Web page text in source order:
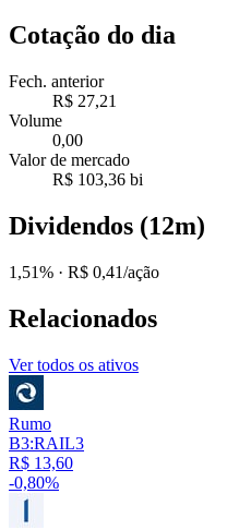
Cotação do dia
Fech. anterior
R$ 27,21
Volume
0,00
Valor de mercado
R$ 103,36 bi
Dividendos (12m)
1,51% · R$ 0,41/ação
Relacionados
Ver todos os ativos
Rumo
B3:RAIL3
R$ 13,60
-0,80%